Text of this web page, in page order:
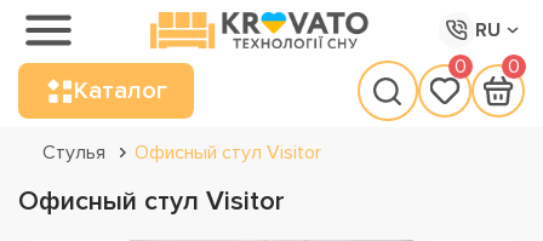
RU
Каталог
0 0
Стулья Офисный стул Visitor
Офисный стул Visitor